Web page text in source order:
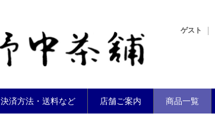
ゲスト
決済方法・送料など 店舗ご案内 商品一覧